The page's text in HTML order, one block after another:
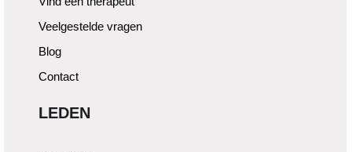
Veelgestelde vragen
Blog
Contact
LEDEN